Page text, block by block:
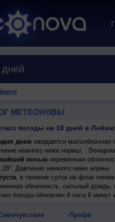
МЕТЕОНОВЫ
погоды на 10 дней в
днем ожидается малооблачная
немного ниже нормы. .
ночьюпеременная
Давление немного ниже нормы.
, в течение суток на фоне
облачность, сильный
ветер северный, умеренный.
+25..27°, днем +32..34°, ветер
погоды обновлен 4 часа 6 минут
Профи